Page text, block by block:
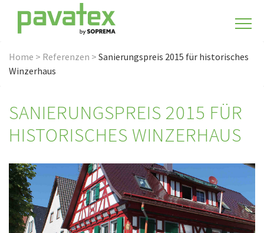
Home > Referenzen > Sanierungspreis 2015 für historisches
Winzerhaus
SANIERUNGSPREIS 2015 FÜR
HISTORISCHES WINZERHAUS